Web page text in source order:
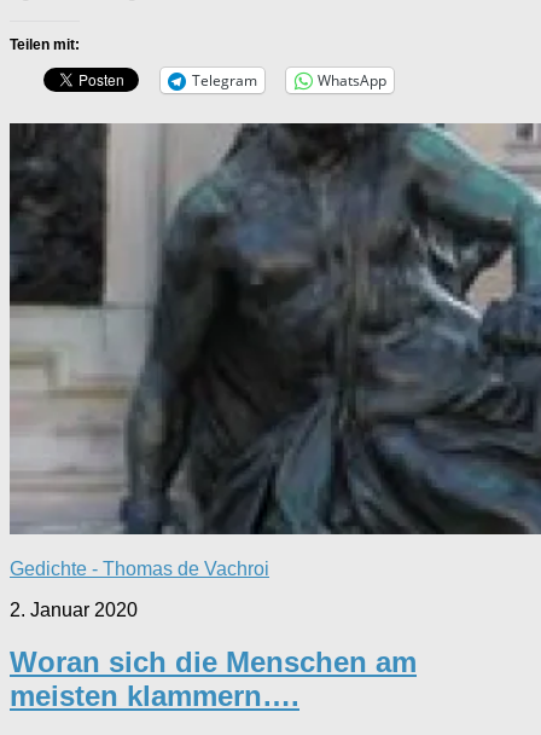
Teilen mit:
Telegram WhatsApp
Gedichte - Thomas de Vachroi
2. Januar 2020
Woran sich die Menschen am
meisten klammern….